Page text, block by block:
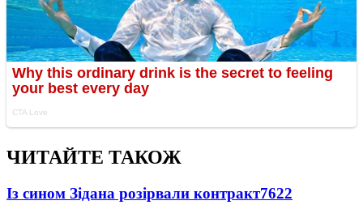
ЧИТАЙТЕ ТАКОЖ
Із сином Зідана розірвали контракт7622